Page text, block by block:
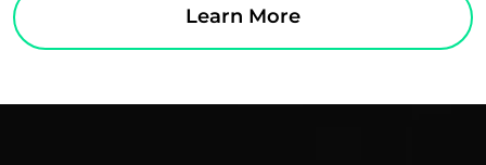
Learn More